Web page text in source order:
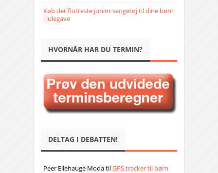
Køb det flotteste junior sengetøj til dine børn
i julegave
HVORNÅR HAR DU TERMIN?
DELTAG I DEBATTEN!
Peer Ellehauge ModatilGPS tracker til børn